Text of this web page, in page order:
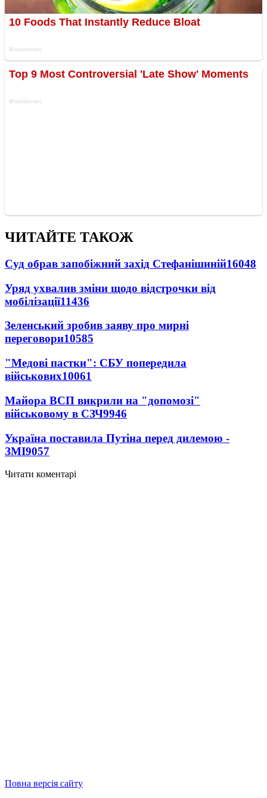
ЧИТАЙТЕ ТАКОЖ
Суд обрав запобіжний захід Стефанішиній16048
Уряд ухвалив зміни щодо відстрочки від
мобілізації11436
Зеленський зробив заяву про мирні
переговори10585
"Медові пастки": СБУ попередила
військових10061
Майора ВСП викрили на "допомозі"
військовому в СЗЧ9946
Україна поставила Путіна перед дилемою -
ЗМІ9057
Читати коментарі
Повна версія сайту